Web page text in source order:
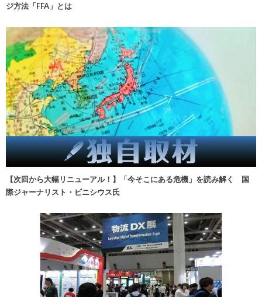
ジ方法「FFA」とは
【次回から大幅リニューアル！】「今そこにある危機」を読み解く 国
際ジャーナリスト・ビニシウス氏